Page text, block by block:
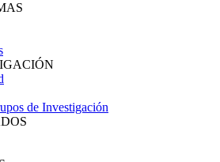
de Investigación